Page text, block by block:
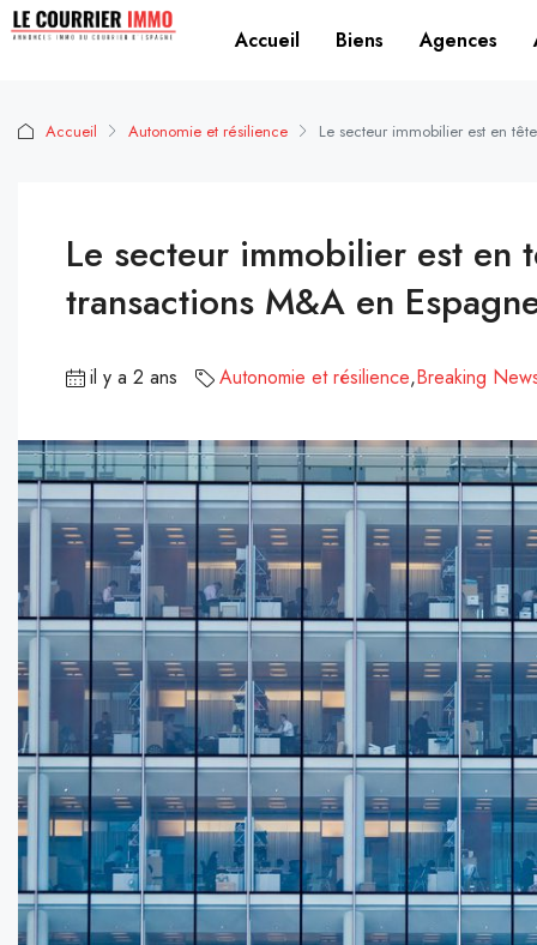
Accueil Biens Agences
Accueil Autonomie et résilience Le secteur immobilier est en
Le secteur immobilier est en
transactions M&A en
il y a 2 ans Autonomie et résilience,Breaking